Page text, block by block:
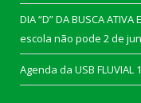
DIA “D” DA BUSCA
escola não pode 2 de
Agenda da USB FLUVIAL